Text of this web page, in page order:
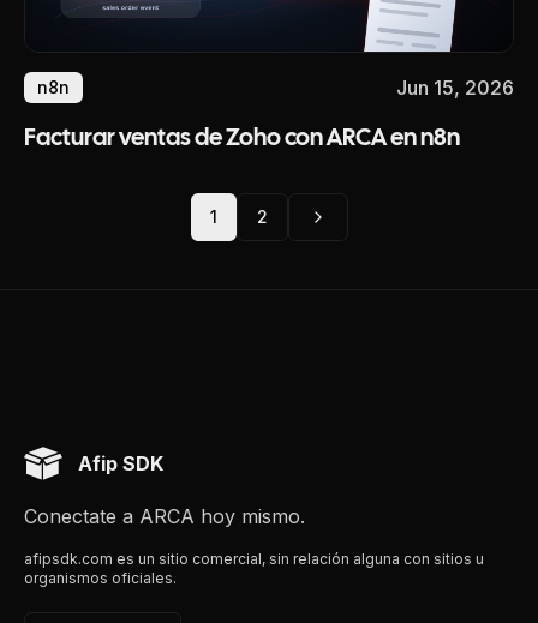
n8n Jun 15, 2026
Facturar ventas de Zoho con ARCA en n8n
1 2
Afip SDK
Conectate a ARCA hoy mismo.
afipsdk.com es un sitio comercial, sin relación alguna con sitios u
organismos oficiales.